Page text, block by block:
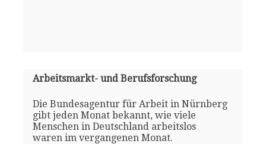
Arbeitsmarkt- und Berufsforschung
Die Bundesagentur für Arbeit in Nürnberg
gibt jeden Monat bekannt, wie viele
Menschen in Deutschland arbeitslos
waren im vergangenen Monat.